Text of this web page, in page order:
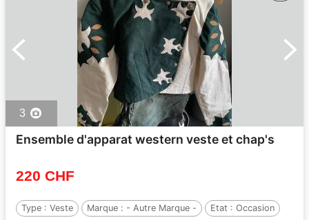
3
Ensemble d'apparat western veste et chap's
220 CHF
Type : Veste Marque : - Autre Marque - Etat : Occasion